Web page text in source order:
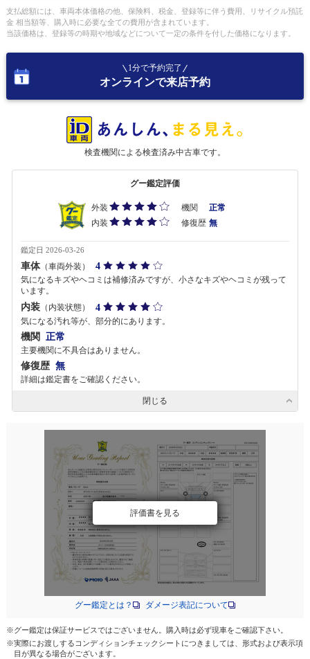
支払総額には、車両本体価格の他、保険料、税金、登録等に伴う費用、リサイクル預託
金 相当額等、購入時に必要な全ての費用が含まれています。
当該価格は、登録等の時期や地域などについて一定の条件を付した価格になります。
1分で予約完了
オンラインで来店予約
検査機関による検査済み中古車です。
グー鑑定評価
外装 機関
正常
内装
修復歴 無
鑑定日 2026-03-26
車体（車両外装） 4
気になるキズやヘコミは補修済みですが、小さなキズやヘコミが残って
います。
内装 （内装状態） 4
気になる汚れ等が、部分的にあります。
機関 正常
主要機関に不具合はありません。
修復歴 無
詳細は鑑定書をご確認ください。
閉じる
評価書を見る
グー鑑定とは？ ダメージ表記について
※グー鑑定は保証サービスではございません。購入時は必ず現車をご確認下さい。
※実際にお渡しするコンディションチェックシートにつきましては、形式および表示項
目が異なる場合がございます。